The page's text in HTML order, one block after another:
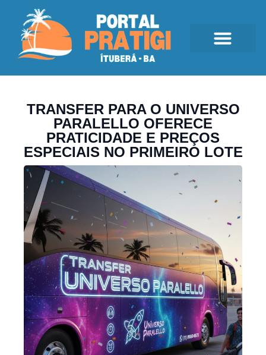
TRANSFER PARA O UNIVERSO
PARALELLO OFERECE
PRATICIDADE E PREÇOS
ESPECIAIS NO PRIMEIRO LOTE